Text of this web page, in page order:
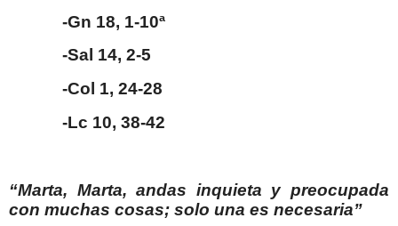
-Gn 18, 1-10ª
-Sal 14, 2-5
-Col 1, 24-28
-Lc 10, 38-42
“Marta, Marta, andas inquieta y preocupada
con muchas cosas; solo una es necesaria”